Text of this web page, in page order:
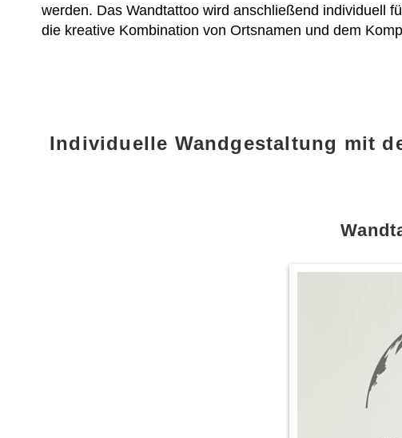
werden. Das Wandtattoo wird anschließend individuell
die kreative Kombination von Ortsnamen und dem
Individuelle Wandgestaltung mit